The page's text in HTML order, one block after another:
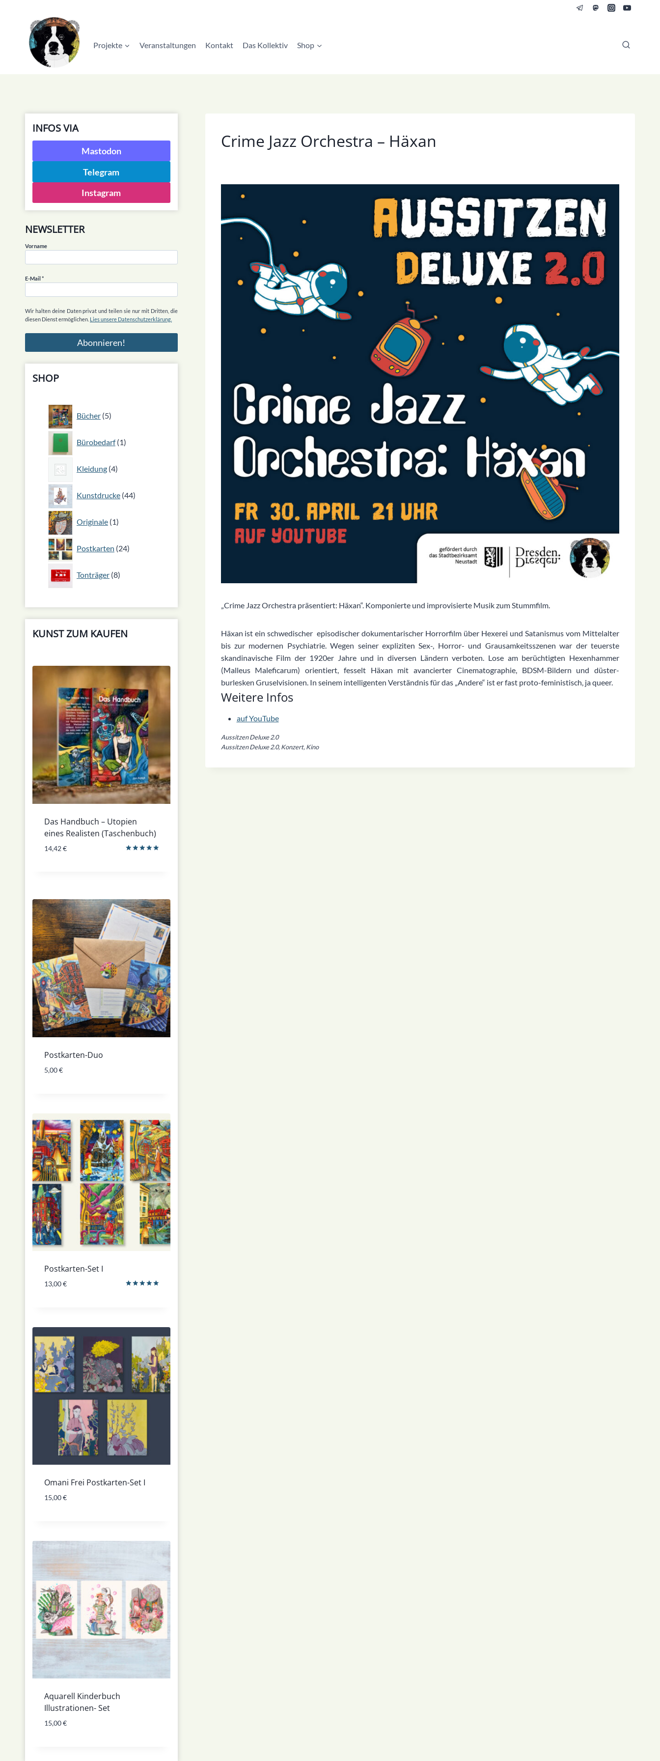
Projekte
Veranstaltungen Kontakt Das Kollektiv Shop
Crime Jazz Orchestra – Häxan
Aussitzen Deluxe 2.0
Aussitzen Deluxe 2.0, Konzert, Kino
Weitere Infos
auf YouTube
„Crime Jazz Orchestra präsentiert: Häxan“. Komponierte und improvisierte Musik zum Stummfilm.
Häxan ist ein schwedischer episodischer dokumentarischer Horrorfilm über Hexerei und Satanismus vom Mittelalter
bis zur modernen Psychiatrie. Wegen seiner expliziten Sex-, Horror- und Grausamkeitsszenen war der teuerste
skandinavische Film der 1920er Jahre und in diversen Ländern verboten. Lose am berüchtigten Hexenhammer
(Malleus Maleficarum) orientiert, fesselt Häxan mit avancierter Cinematographie, BDSM-Bildern und düster-
burlesken Gruselvisionen. In seinem intelligenten Verständnis für das „Andere“ ist er fast proto-feministisch, ja queer.
INFOS VIA
Mastodon
Telegram
Instagram
NEWSLETTER
Vorname
E-Mail *
Wir halten deine Daten privat und teilen sie nur mit Dritten, die
diesen Dienst ermöglichen. Lies unsere Datenschutzerklärung.
SHOP
Bücher 5
5
Produkte
Bürobedarf 1
1
Produkt
Kleidung 4
4
Produkte
Kunstdrucke 44
44
Produkte
Originale 1
1
Produkt
Postkarten 24
24
Produkte
Tonträger 8
8
Produkte
KUNST ZUM KAUFEN
Das Handbuch – Utopien
eines Realisten (Taschenbuch)
14,42€
Postkarten-Duo
5,00€
Postkarten-Set I
13,00€
Omani Frei Postkarten-Set I
15,00€
Aquarell Kinderbuch
Illustrationen- Set
15,00€